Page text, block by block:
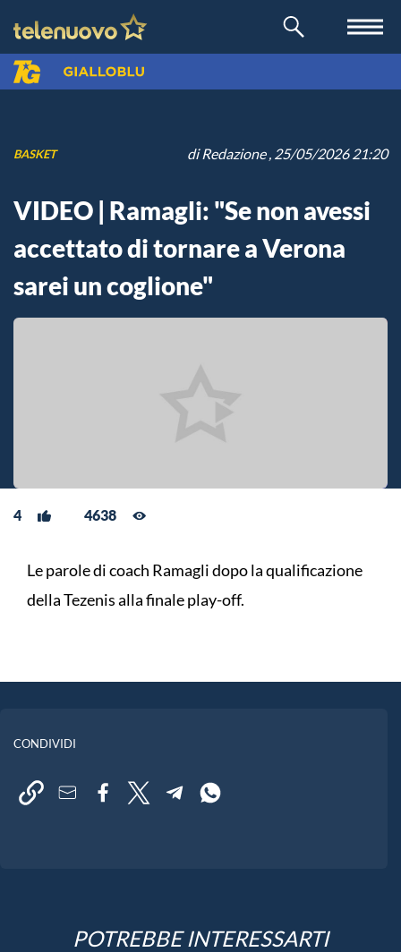
BASKET diRedazione, 25/05/2026 21:20
VIDEO | Ramagli: "Se non avessi
accettato di tornare a Verona
sarei un coglione"
4 4638
Le parole di coach Ramagli dopo la qualificazione
della Tezenis alla finale play-off.
CONDIVIDI
POTREBBE INTERESSARTI